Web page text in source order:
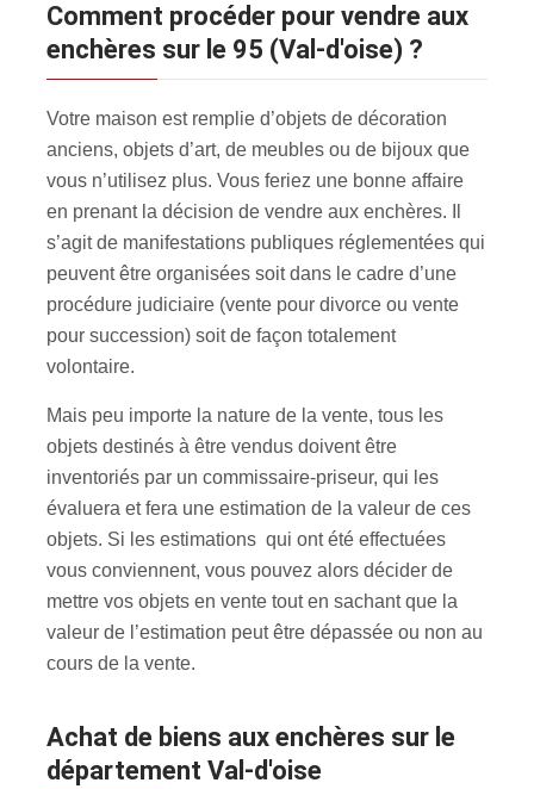
Comment procéder pour vendre aux
enchères sur le 95 (Val-d'oise) ?
Votre maison est remplie d’objets de décoration
anciens, objets d’art, de meubles ou de bijoux que
vous n’utilisez plus. Vous feriez une bonne affaire
en prenant la décision de vendre aux enchères. Il
s’agit de manifestations publiques réglementées qui
peuvent être organisées soit dans le cadre d’une
procédure judiciaire (vente pour divorce ou vente
pour succession) soit de façon totalement
volontaire.
Mais peu importe la nature de la vente, tous les
objets destinés à être vendus doivent être
inventoriés par un commissaire-priseur, qui les
évaluera et fera une estimation de la valeur de ces
objets. Si les estimations qui ont été effectuées
vous conviennent, vous pouvez alors décider de
mettre vos objets en vente tout en sachant que la
valeur de l’estimation peut être dépassée ou non au
cours de la vente.
Achat de biens aux enchères sur le
département Val-d'oise